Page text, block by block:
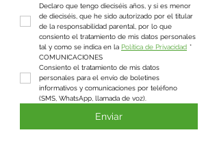
Declaro que tengo dieciséis años, y si es menor
de dieciséis, que he sido autorizado por el titular
de la responsabilidad parental, por lo que
consiento el tratamiento de mis datos personales
tal y como se indica en la Política de Privacidad *
COMUNICACIONES
Consiento el tratamiento de mis datos
personales para el envío de boletines
informativos y comunicaciones por teléfono
(SMS, WhatsApp, llamada de voz).
Enviar